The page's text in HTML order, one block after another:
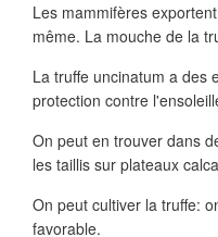
Les mammifères
même. La mouche de la
La truffe uncinatum a des
protection contre
On peut en trouver dans
les taillis sur plateaux
On peut cultiver la truffe:
favorable.